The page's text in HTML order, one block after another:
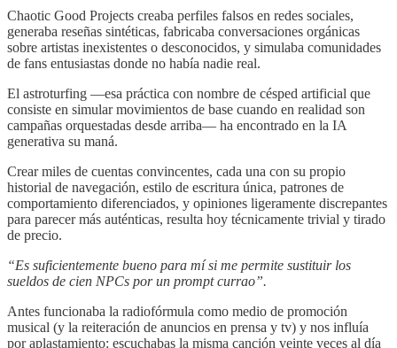
Chaotic Good Projects creaba perfiles falsos en redes sociales,
generaba reseñas sintéticas, fabricaba conversaciones orgánicas
sobre artistas inexistentes o desconocidos, y simulaba comunidades
de fans entusiastas donde no había nadie real.
El astroturfing —esa práctica con nombre de césped artificial que
consiste en simular movimientos de base cuando en realidad son
campañas orquestadas desde arriba— ha encontrado en la IA
generativa su maná.
Crear miles de cuentas convincentes, cada una con su propio
historial de navegación, estilo de escritura única, patrones de
comportamiento diferenciados, y opiniones ligeramente discrepantes
para parecer más auténticas, resulta hoy técnicamente trivial y tirado
de precio.
“Es suficientemente bueno para mí si me permite sustituir los
sueldos de cien NPCs por un prompt currao”.
Antes funcionaba la radiofórmula como medio de promoción
musical (y la reiteración de anuncios en prensa y tv) y nos influía
por aplastamiento: escuchabas la misma canción veinte veces al día